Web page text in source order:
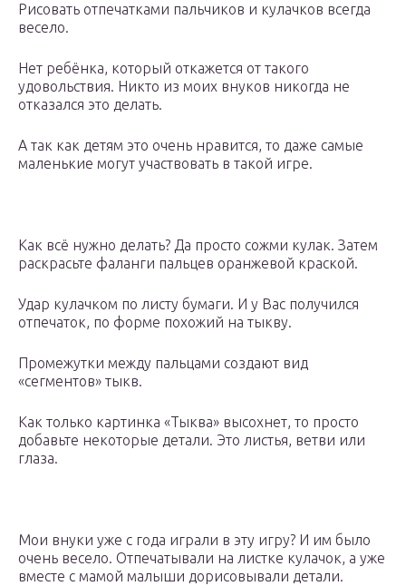
Рисовать отпечатками пальчиков и кулачков всегда
весело.
Нет ребёнка, который откажется от такого
удовольствия. Никто из моих внуков никогда не
отказался это делать.
А так как детям это очень нравится, то даже самые
маленькие могут участвовать в такой игре.
Как всё нужно делать? Да просто сожми кулак. Затем
раскрасьте фаланги пальцев оранжевой краской.
Удар кулачком по листу бумаги. И у Вас получился
отпечаток, по форме похожий на тыкву.
Промежутки между пальцами создают вид
«сегментов» тыкв.
Как только картинка «Тыква» высохнет, то просто
добавьте некоторые детали. Это листья, ветви или
глаза.
Мои внуки уже с года играли в эту игру? И им было
очень весело. Отпечатывали на листке кулачок, а уже
вместе с мамой малыши дорисовывали детали.